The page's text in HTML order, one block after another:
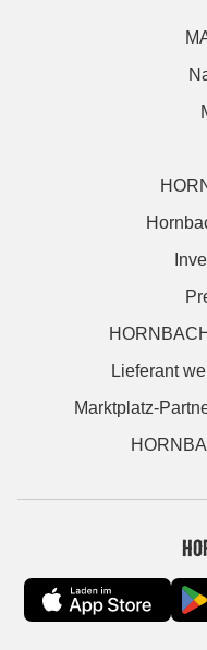
Lieferant
Marktplatz-